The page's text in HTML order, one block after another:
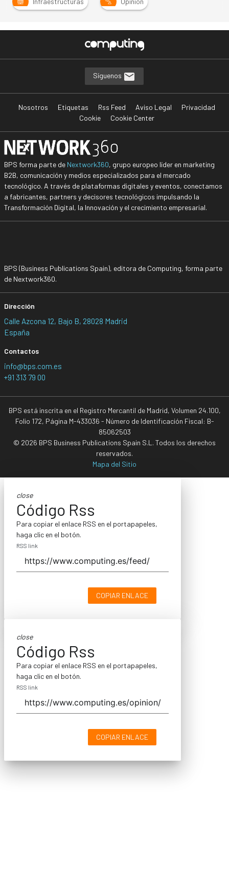
Síguenos
Nosotros Etiquetas Rss Feed Aviso Legal
Privacidad
Cookie
Cookie Center
BPS forma parte de Nextwork360, grupo europeo líder en marketing
B2B, comunicación y medios especializados para el mercado
tecnológico. A través de plataformas digitales y eventos, conectamos
a fabricantes, partners y decisores tecnológicos impulsando la
Transformación Digital, la Innovación y el crecimiento empresarial.
BPS (Business Publications Spain), editora de Computing, forma parte
de Nextwork360.
Dirección
Calle Azcona 12, Bajo B, 28028 Madrid
España
Contactos
info@bps.com.es
+91 313 79 00
BPS está inscrita en el Registro Mercantil de Madrid, Volumen 24.100,
Folio 172, Página M-433036 - Número de Identificación Fiscal: B-
85062503
© 2026 BPS Business Publications Spain S.L. Todos los derechos
reservados.
Mapa del Sitio
close
Código Rss
Para copiar el enlace RSS en el portapapeles,
haga clic en el botón.
RSS link
COPIAR ENLACE
close
Código Rss
Para copiar el enlace RSS en el portapapeles,
haga clic en el botón.
RSS link
COPIAR ENLACE